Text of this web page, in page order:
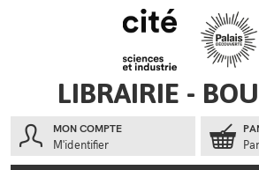
Aller au menu
Aller au contenu
LIBRAIRIE -
MON COMPTE
M'identifier